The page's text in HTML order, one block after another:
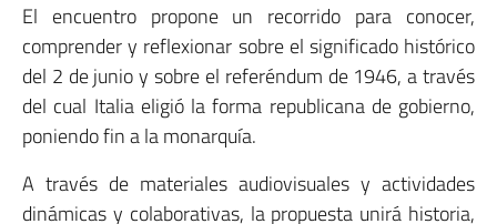
El encuentro propone un recorrido para conocer,
comprender y reflexionar sobre el significado histórico
del 2 de junio y sobre el referéndum de 1946, a través
del cual Italia eligió la forma republicana de gobierno,
poniendo fin a la monarquía.
A través de materiales audiovisuales y actividades
dinámicas y colaborativas, la propuesta unirá historia,